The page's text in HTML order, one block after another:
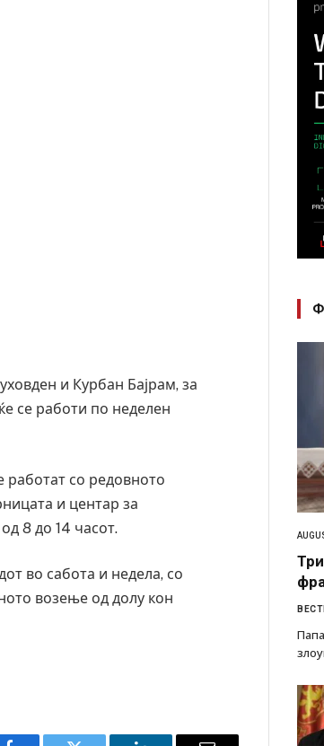
и Курбан Бајрам, за
се работи по неделен
работат со редовното
и центар за
8 до 14 часот.
во сабота и недела, со
возење од долу кон